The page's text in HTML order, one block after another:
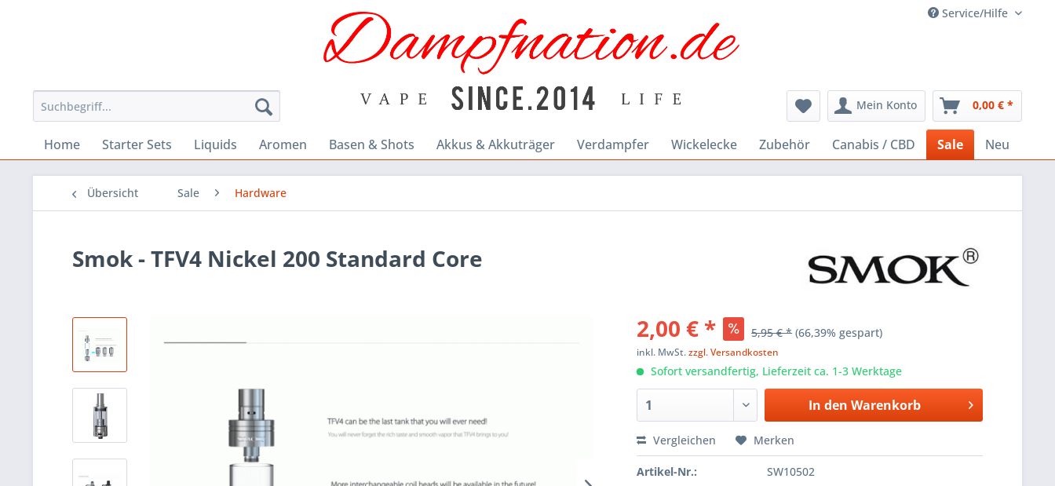
Service/Hilfe
Mein Konto 0,00 € *
Home Starter Sets Liquids Aromen Basen & Shots Akkus & Akkuträger Verdampfer Wickelecke Zubehör Canabis / CBD Sale Neu
Übersicht Sale Hardware
Smok - TFV4 Nickel 200 Standard Core
2,00 € * 5,95 € * (66,39% gespart)
inkl. MwSt.zzgl. Versandkosten
Sofort versandfertig, Lieferzeit ca. 1-3 Werktage
In den Warenkorb
Vergleichen Merken
Artikel-Nr.: SW10502